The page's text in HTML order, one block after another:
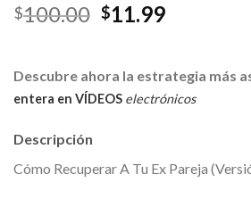
$100.00 $11.99
Descubre ahora la estrategia más
entera en VÍDEOS electrónicos
Descripción
Cómo Recuperar A Tu Ex Pareja